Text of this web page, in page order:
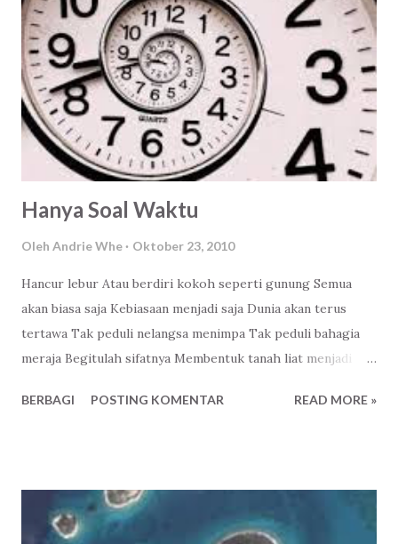
Hanya Soal Waktu
Oleh Andrie Whe Oktober 23, 2010
Hancur lebur Atau berdiri kokoh seperti gunung Semua
akan biasa saja Kebiasaan menjadi saja Dunia akan terus
tertawa Tak peduli nelangsa menimpa Tak peduli bahagia
meraja Begitulah sifatnya Membentuk tanah liat menjadi
indah adalah efek sampingnya Terlalu larut dalam kesedihan
BERBAGI POSTING KOMENTAR READ MORE »